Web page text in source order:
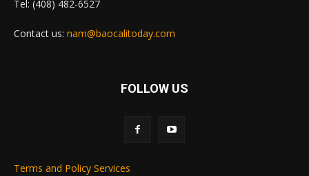
Tel: (408) 482-6527
Contact us: nam@baocalitoday.com
FOLLOW US
Terms and Policy Services